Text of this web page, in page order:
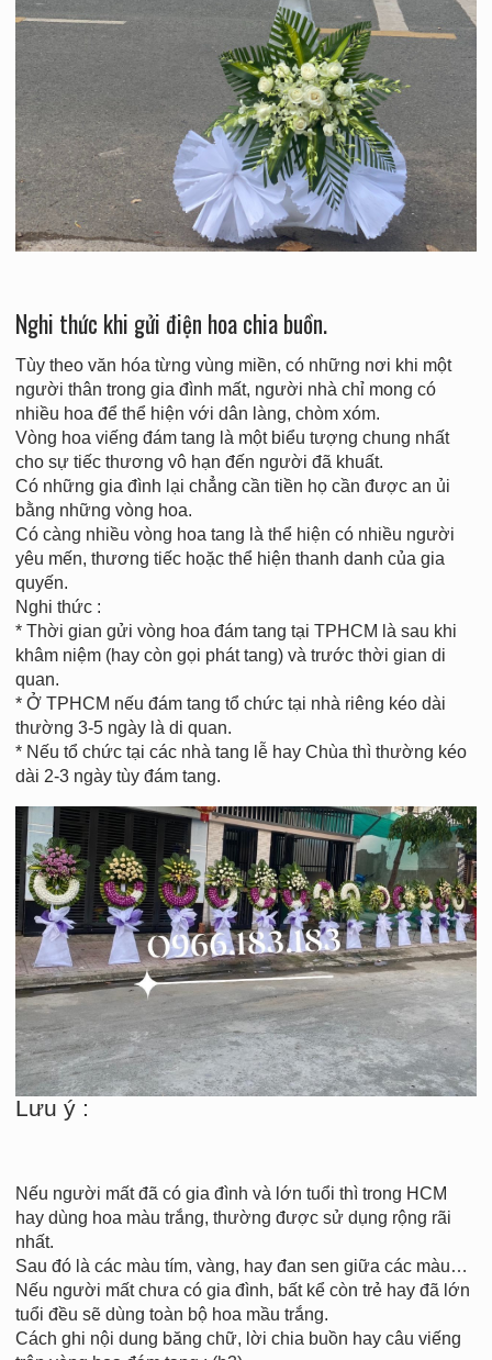
Nghi thức khi gửi điện hoa chia buồn.
Tùy theo văn hóa từng vùng miền, có những nơi khi một
người thân trong gia đình mất, người nhà chỉ mong có
nhiều hoa để thể hiện với dân làng, chòm xóm.
Vòng hoa viếng đám tang là một biểu tượng chung nhất
cho sự tiếc thương vô hạn đến người đã khuất.
Có những gia đình lại chẳng cần tiền họ cần được an ủi
bằng những vòng hoa.
Có càng nhiều vòng hoa tang là thể hiện có nhiều người
yêu mến, thương tiếc hoặc thể hiện thanh danh của gia
quyến.
Nghi thức :
* Thời gian gửi vòng hoa đám tang tại TPHCM là sau khi
khâm niệm (hay còn gọi phát tang) và trước thời gian di
quan.
* Ở TPHCM nếu đám tang tổ chức tại nhà riêng kéo dài
thường 3-5 ngày là di quan.
* Nếu tổ chức tại các nhà tang lễ hay Chùa thì thường kéo
dài 2-3 ngày tùy đám tang.
Lưu ý :
Nếu người mất đã có gia đình và lớn tuổi thì trong HCM
hay dùng hoa màu trắng, thường được sử dụng rộng rãi
nhất.
Sau đó là các màu tím, vàng, hay đan sen giữa các màu…
Nếu người mất chưa có gia đình, bất kể còn trẻ hay đã lớn
tuổi đều sẽ dùng toàn bộ hoa mầu trắng.
Cách ghi nội dung băng chữ, lời chia buồn hay câu viếng